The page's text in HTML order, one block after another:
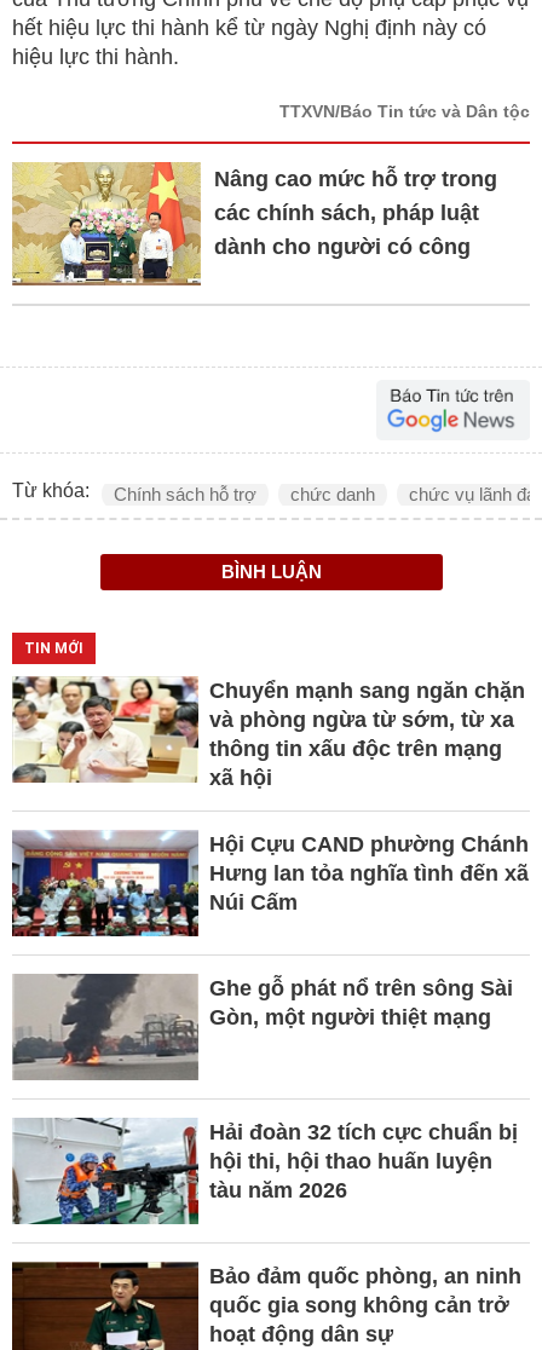
hết hiệu lực thi hành kể từ ngày Nghị định này có
hiệu lực thi hành.
TTXVN/Báo Tin tức và Dân tộc
Nâng cao mức hỗ trợ trong
các chính sách, pháp luật
dành cho người có công
Từ khóa: Chính sách hỗ trợ chức danh chức vụ lãnh
BÌNH LUẬN
TIN MỚI
Chuyển mạnh sang ngăn chặn
và phòng ngừa từ sớm, từ xa
thông tin xấu độc trên mạng
xã hội
Hội Cựu CAND phường Chánh
Hưng lan tỏa nghĩa tình đến xã
Núi Cấm
Ghe gỗ phát nổ trên sông Sài
Gòn, một người thiệt mạng
Hải đoàn 32 tích cực chuẩn bị
hội thi, hội thao huấn luyện
tàu năm 2026
Bảo đảm quốc phòng, an ninh
quốc gia song không cản trở
hoạt động dân sự